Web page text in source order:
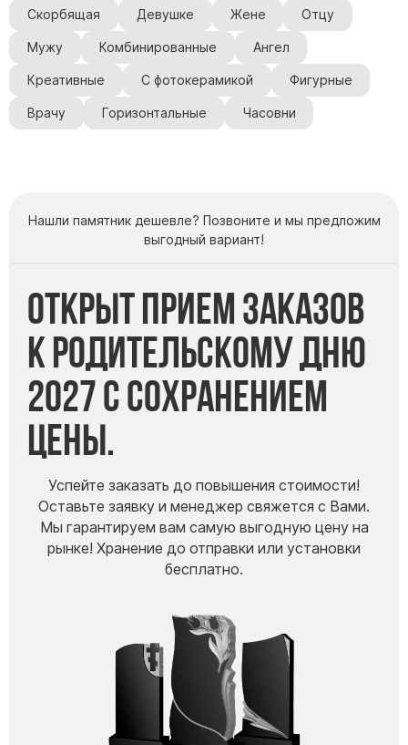
Скорбящая Девушке Жене Отцу
Мужу Комбинированные Ангел
Креативные С фотокерамикой Фигурные
Врачу Горизонтальные Часовни
Нашли памятник дешевле? Позвоните и мы предложим
выгодный вариант!
Открыт прием заказов
к Родительскому дню
2027 с сохранением
цены.
Успейте заказать до повышения стоимости!
Оставьте заявку и менеджер свяжется с Вами.
Мы гарантируем вам самую выгодную цену на
рынке! Хранение до отправки или установки
бесплатно.